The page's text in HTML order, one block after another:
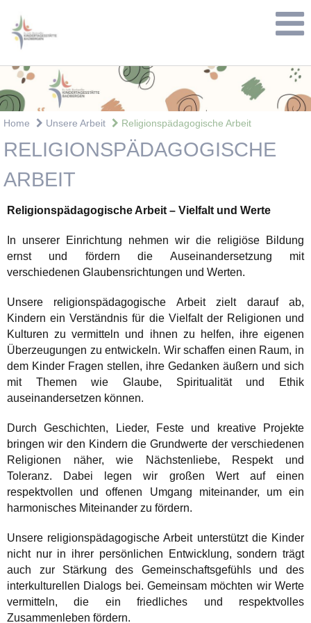
Home Unsere Arbeit Religionspädagogische Arbeit
RELIGIONSPÄDAGOGISCHE
ARBEIT
Religionspädagogische Arbeit – Vielfalt und Werte
In unserer Einrichtung nehmen wir die religiöse Bildung
ernst und fördern die Auseinandersetzung mit
verschiedenen Glaubensrichtungen und Werten.
Unsere religionspädagogische Arbeit zielt darauf ab,
Kindern ein Verständnis für die Vielfalt der Religionen und
Kulturen zu vermitteln und ihnen zu helfen, ihre eigenen
Überzeugungen zu entwickeln. Wir schaffen einen Raum, in
dem Kinder Fragen stellen, ihre Gedanken äußern und sich
mit Themen wie Glaube, Spiritualität und Ethik
auseinandersetzen können.
Durch Geschichten, Lieder, Feste und kreative Projekte
bringen wir den Kindern die Grundwerte der verschiedenen
Religionen näher, wie Nächstenliebe, Respekt und
Toleranz. Dabei legen wir großen Wert auf einen
respektvollen und offenen Umgang miteinander, um ein
harmonisches Miteinander zu fördern.
Unsere religionspädagogische Arbeit unterstützt die Kinder
nicht nur in ihrer persönlichen Entwicklung, sondern trägt
auch zur Stärkung des Gemeinschaftsgefühls und des
interkulturellen Dialogs bei. Gemeinsam möchten wir Werte
vermitteln, die ein friedliches und respektvolles
Zusammenleben fördern.